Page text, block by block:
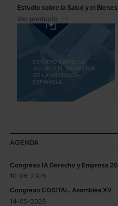
Estudio sobre la Salud y el
Ver producto
AGENDA
Congreso IA Derecho y Empresa
10-06-2026
Congreso COSITAL. Asamblea XV
14-05-2026